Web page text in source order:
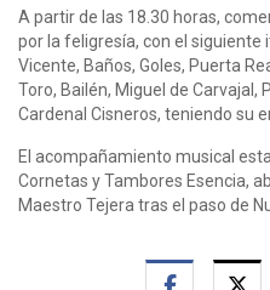
A partir de las 18.30 horas,
por la feligresía, con el siguiente
Vicente, Baños, Goles, Puerta
Toro, Bailén, Miguel de Carvajal,
Cardenal Cisneros, teniendo su
El acompañamiento musical
Cornetas y Tambores Esencia,
Maestro Tejera tras el paso de